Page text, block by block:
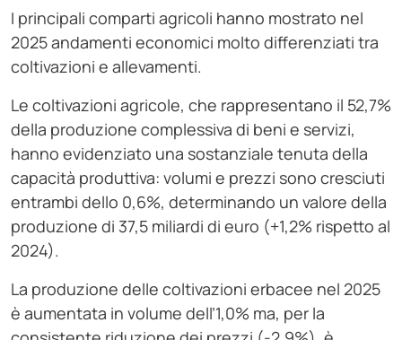
I principali comparti agricoli hanno mostrato nel
2025 andamenti economici molto differenziati tra
coltivazioni e allevamenti.
Le coltivazioni agricole, che rappresentano il 52,7%
della produzione complessiva di beni e servizi,
hanno evidenziato una sostanziale tenuta della
capacità produttiva: volumi e prezzi sono cresciuti
entrambi dello 0,6%, determinando un valore della
produzione di 37,5 miliardi di euro (+1,2% rispetto al
2024).
La produzione delle coltivazioni erbacee nel 2025
è aumentata in volume dell’1,0% ma, per la